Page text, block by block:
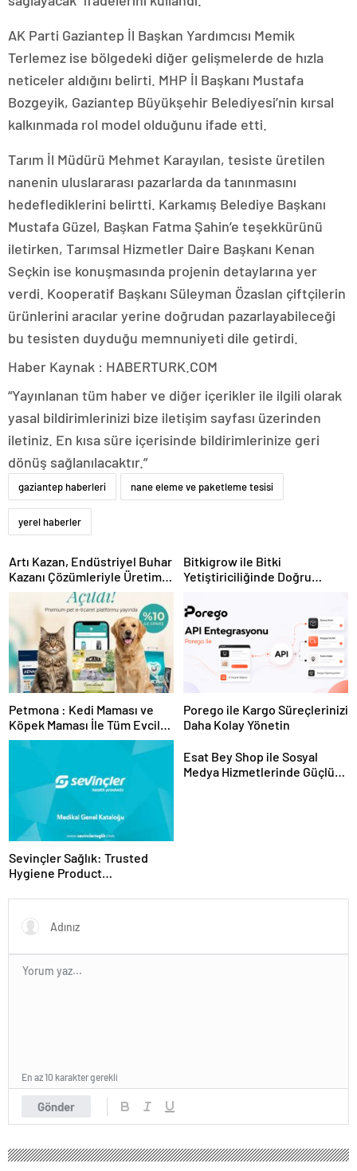
AK Parti Gaziantep İl Başkan Yardımcısı Memik
Terlemez ise bölgedeki diğer gelişmelerde de hızla
neticeler aldığını belirti. MHP İl Başkanı Mustafa
Bozgeyik, Gaziantep Büyükşehir Belediyesi’nin kırsal
kalkınmada rol model olduğunu ifade etti.
Tarım İl Müdürü Mehmet Karayılan, tesiste üretilen
nanenin uluslararası pazarlarda da tanınmasını
hedeflediklerini belirtti. Karkamış Belediye Başkanı
Mustafa Güzel, Başkan Fatma Şahin’e teşekkürünü
iletirken, Tarımsal Hizmetler Daire Başkanı Kenan
Seçkin ise konuşmasında projenin detaylarına yer
verdi. Kooperatif Başkanı Süleyman Özaslan çiftçilerin
ürünlerini aracılar yerine doğrudan pazarlayabileceği
bu tesisten duyduğu memnuniyeti dile getirdi.
Haber Kaynak : HABERTURK.COM
“Yayınlanan tüm haber ve diğer içerikler ile ilgili olarak
yasal bildirimlerinizi bize iletişim sayfası üzerinden
iletiniz. En kısa süre içerisinde bildirimlerinize geri
dönüş sağlanılacaktır.”
gaziantep haberleri nane eleme ve paketleme tesisi
yerel haberler
Artı Kazan, Endüstriyel Buhar
Kazanı Çözümleriyle Üretim
Tesislerine Verimli Sistemler
Sunuyor
Bitkigrow ile Bitki
Yetiştiriciliğinde Doğru
Petmona : Kedi Maması ve
Köpek Maması İle Tüm Evcil
Hayvan Ürünleri
Porego ile Kargo Süreçlerinizi
Daha Kolay Yönetin
Sevinçler Sağlık: Trusted
Hygiene Product
Esat Bey Shop ile Sosyal
Medya Hizmetlerinde Güçlü
Gönder
En az 10 karakter gerekli